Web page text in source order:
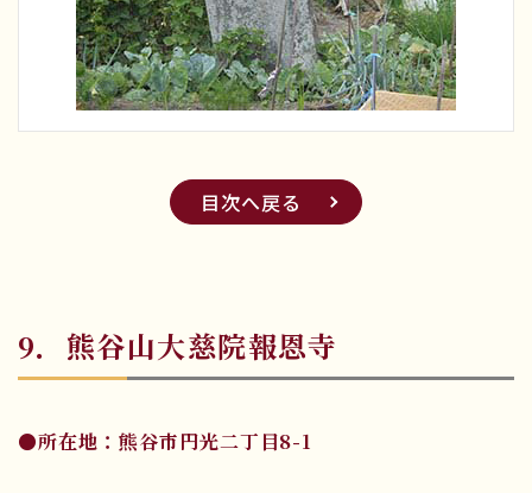
目次へ戻る
9．熊谷山大慈院報恩寺
●所在地：熊谷市円光二丁目8-1